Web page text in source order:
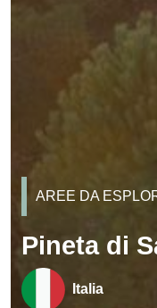
AREE DA
Pineta di
Italia